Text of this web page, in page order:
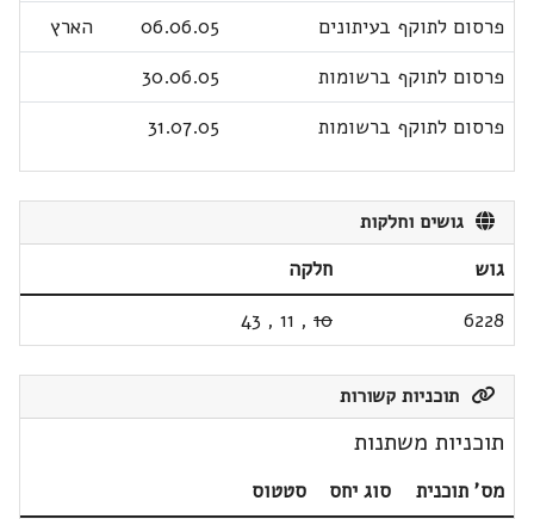
פרסום לתוקף בעיתונים
06.06.05
הארץ
פרסום לתוקף ברשומות
30.06.05
פרסום לתוקף ברשומות
31.07.05
גושים וחלקות
גוש
חלקה
6228
10
,
11
,
43
תוכניות קשורות
תוכניות משתנות
מס' תוכנית סוג יחס
סטטוס